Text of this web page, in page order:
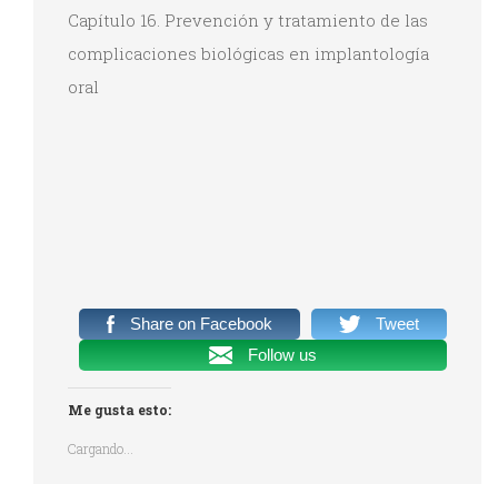
Capítulo 16. Prevención y tratamiento de las
complicaciones biológicas en implantología
oral
Share on Facebook
Tweet
Follow us
Me gusta esto:
Cargando...